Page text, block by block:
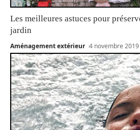
Les meilleures astuces pour
jardin
Aménagement extérieur 4 novembre 2019